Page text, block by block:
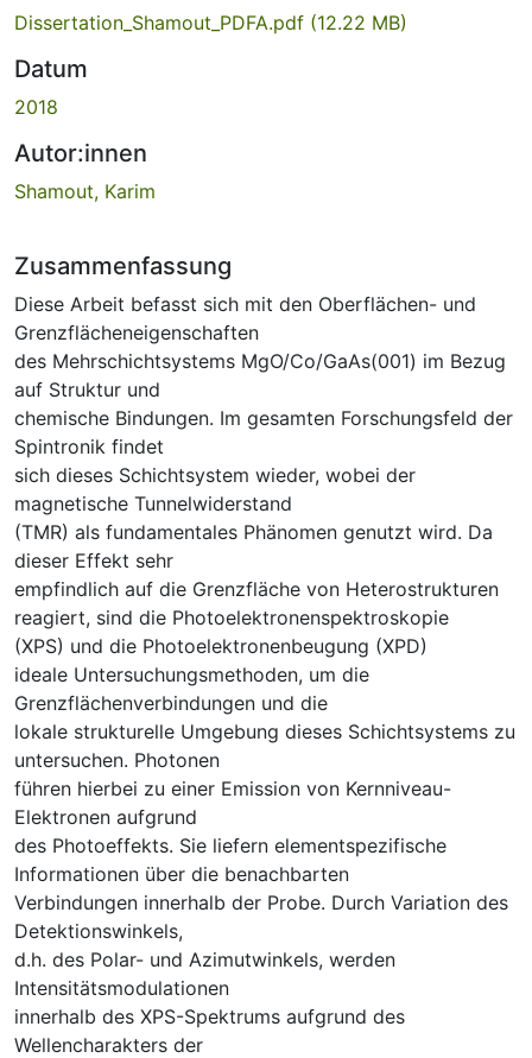
Dissertation_Shamout_PDFA.pdf (12.22 MB)
Datum
2018
Autor:innen
Shamout, Karim
Zusammenfassung
Diese Arbeit befasst sich mit den Oberflächen- und
Grenzflächeneigenschaften
des Mehrschichtsystems MgO/Co/GaAs(001) im Bezug
auf Struktur und
chemische Bindungen. Im gesamten Forschungsfeld der
Spintronik findet
sich dieses Schichtsystem wieder, wobei der
magnetische Tunnelwiderstand
(TMR) als fundamentales Phänomen genutzt wird. Da
dieser Effekt sehr
empfindlich auf die Grenzfläche von Heterostrukturen
reagiert, sind die Photoelektronenspektroskopie
(XPS) und die Photoelektronenbeugung (XPD)
ideale Untersuchungsmethoden, um die
Grenzflächenverbindungen und die
lokale strukturelle Umgebung dieses Schichtsystems zu
untersuchen. Photonen
führen hierbei zu einer Emission von Kernniveau-
Elektronen aufgrund
des Photoeffekts. Sie liefern elementspezifische
Informationen über die benachbarten
Verbindungen innerhalb der Probe. Durch Variation des
Detektionswinkels,
d.h. des Polar- und Azimutwinkels, werden
Intensitätsmodulationen
innerhalb des XPS-Spektrums aufgrund des
Wellencharakters der